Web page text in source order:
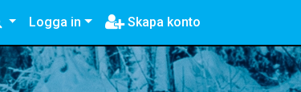
Logga in Skapa konto